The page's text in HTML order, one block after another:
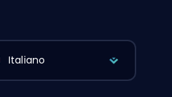
Italiano